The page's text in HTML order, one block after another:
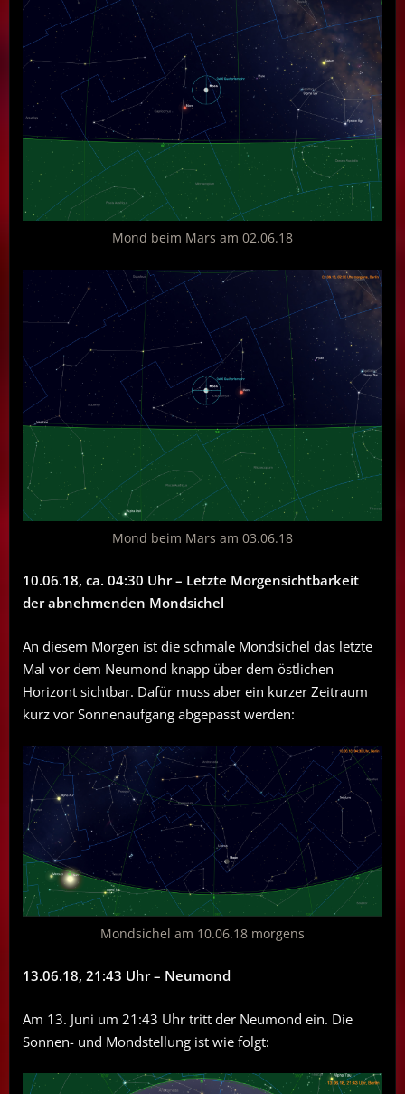
Mond beim Mars am 02.06.18
Mond beim Mars am 03.06.18
10.06.18, ca. 04:30 Uhr – Letzte Morgensichtbarkeit
der abnehmenden Mondsichel
An diesem Morgen ist die schmale Mondsichel das letzte
Mal vor dem Neumond knapp über dem östlichen
Horizont sichtbar. Dafür muss aber ein kurzer Zeitraum
kurz vor Sonnenaufgang abgepasst werden:
Mondsichel am 10.06.18 morgens
13.06.18, 21:43 Uhr – Neumond
Am 13. Juni um 21:43 Uhr tritt der Neumond ein. Die
Sonnen- und Mondstellung ist wie folgt: